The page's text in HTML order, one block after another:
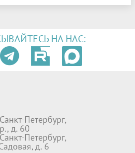
НА НАС:
Петербург,
д. 60
Петербург,
д. 6